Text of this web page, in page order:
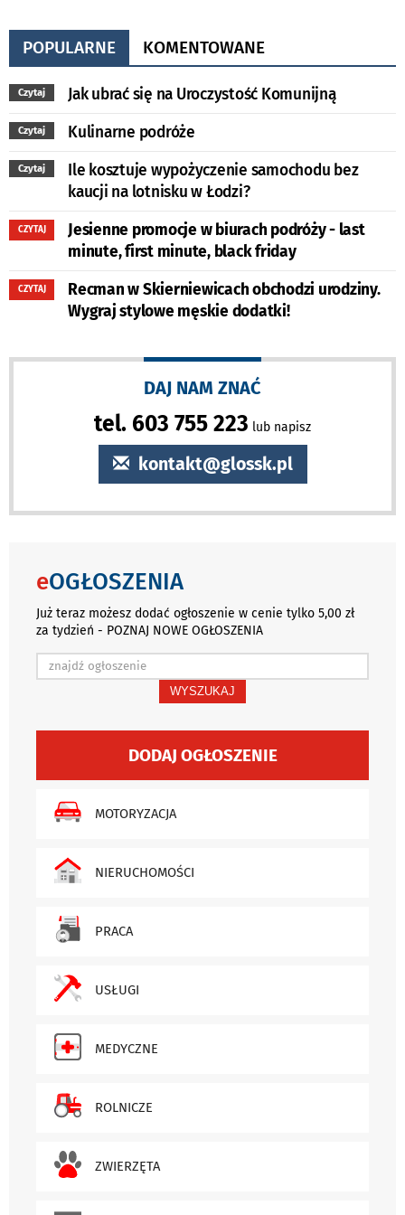
POPULARNE KOMENTOWANE
Czytaj Jak ubrać się na Uroczystość Komunijną
Czytaj Kulinarne podróże
Czytaj
Ile kosztuje wypożyczenie samochodu bez
kaucji na lotnisku w Łodzi?
CZYTAJ
Jesienne promocje w biurach podróży - last
minute, first minute, black friday
CZYTAJ
Recman w Skierniewicach obchodzi urodziny.
Wygraj stylowe męskie dodatki!
DAJ NAM ZNAĆ
tel. 603 755 223 lub napisz
kontakt@glossk.pl
eOGŁOSZENIA
Już teraz możesz dodać ogłoszenie w cenie tylko 5,00 zł
za tydzień - POZNAJ NOWE OGŁOSZENIA
WYSZUKAJ
DODAJ OGŁOSZENIE
MOTORYZACJA
NIERUCHOMOŚCI
PRACA
USŁUGI
MEDYCZNE
ROLNICZE
ZWIERZĘTA